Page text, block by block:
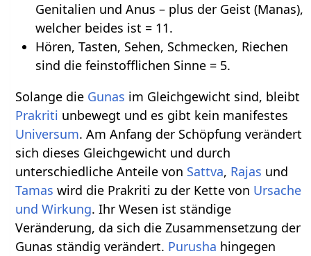
Genitalien und Anus – plus der Geist (Manas),
welcher beides ist = 11.
Hören, Tasten, Sehen, Schmecken, Riechen
sind die feinstofflichen Sinne = 5.
Solange die Gunas im Gleichgewicht sind, bleibt
Prakriti unbewegt und es gibt kein manifestes
Universum. Am Anfang der Schöpfung verändert
sich dieses Gleichgewicht und durch
unterschiedliche Anteile von Sattva, Rajas und
Tamas wird die Prakriti zu der Kette von Ursache
und Wirkung. Ihr Wesen ist ständige
Veränderung, da sich die Zusammensetzung der
Gunas ständig verändert. Purusha hingegen